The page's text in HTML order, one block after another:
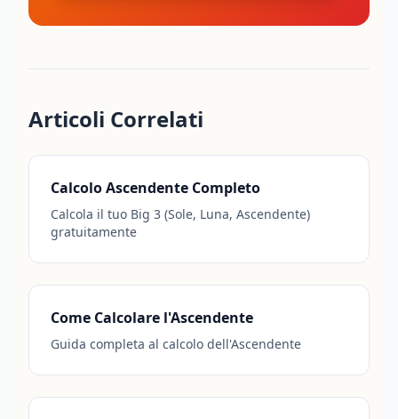
Articoli Correlati
Calcolo Ascendente Completo
Calcola il tuo Big 3 (Sole, Luna, Ascendente)
gratuitamente
Come Calcolare l'Ascendente
Guida completa al calcolo dell'Ascendente